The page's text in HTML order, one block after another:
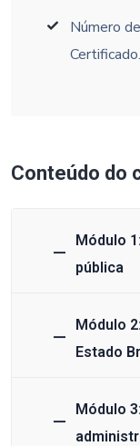
Número
Certificado.
Conteúdo do
Módulo
pública
Módulo
Estado
Módulo